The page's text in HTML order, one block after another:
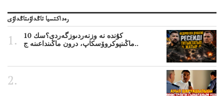
رەداكتسيا تاڭداۋىتاڭداۋى
10 كۇندە نە وزنەردىوزگەردى؟سك
ماڭىنپوكروۆسكاپ، درون ماڭىنداعىنە ج..